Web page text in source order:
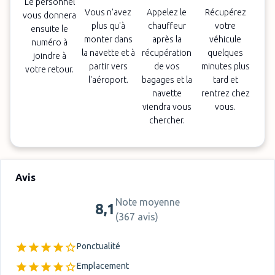
vous donnera
ensuite le
numéro à
joindre à
votre retour.
Vous n'avez
plus qu'à
monter dans
la navette et à
partir vers
l'aéroport.
Appelez le
chauffeur
après la
récupération
de vos
bagages et la
navette
viendra vous
chercher.
Récupérez
votre
véhicule
quelques
minutes plus
tard et
rentrez chez
vous.
Avis
8,1 Note moyenne
(367 avis)
Ponctualité
Emplacement